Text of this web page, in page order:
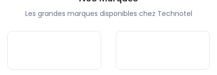
Les grandes marques disponibles chez Technotel
Xiaomi